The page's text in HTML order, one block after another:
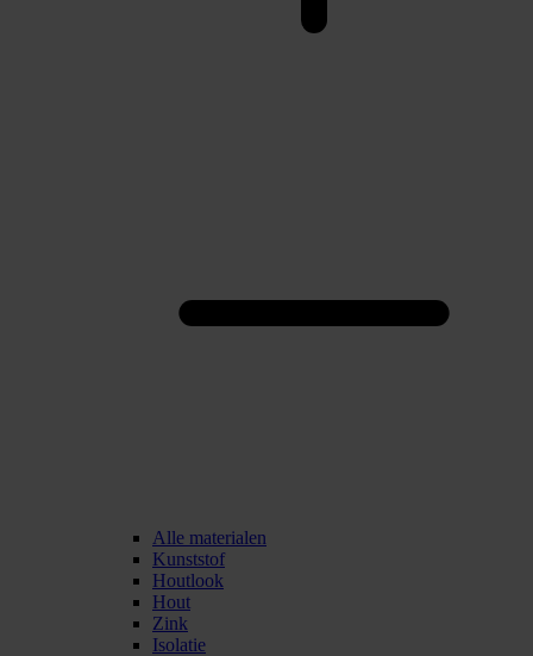
Alle materialen
Kunststof
Houtlook
Hout
Zink
Isolatie